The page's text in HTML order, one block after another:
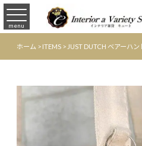
menu
ホーム >ITEMS >JUST DUTCH ベアーハ